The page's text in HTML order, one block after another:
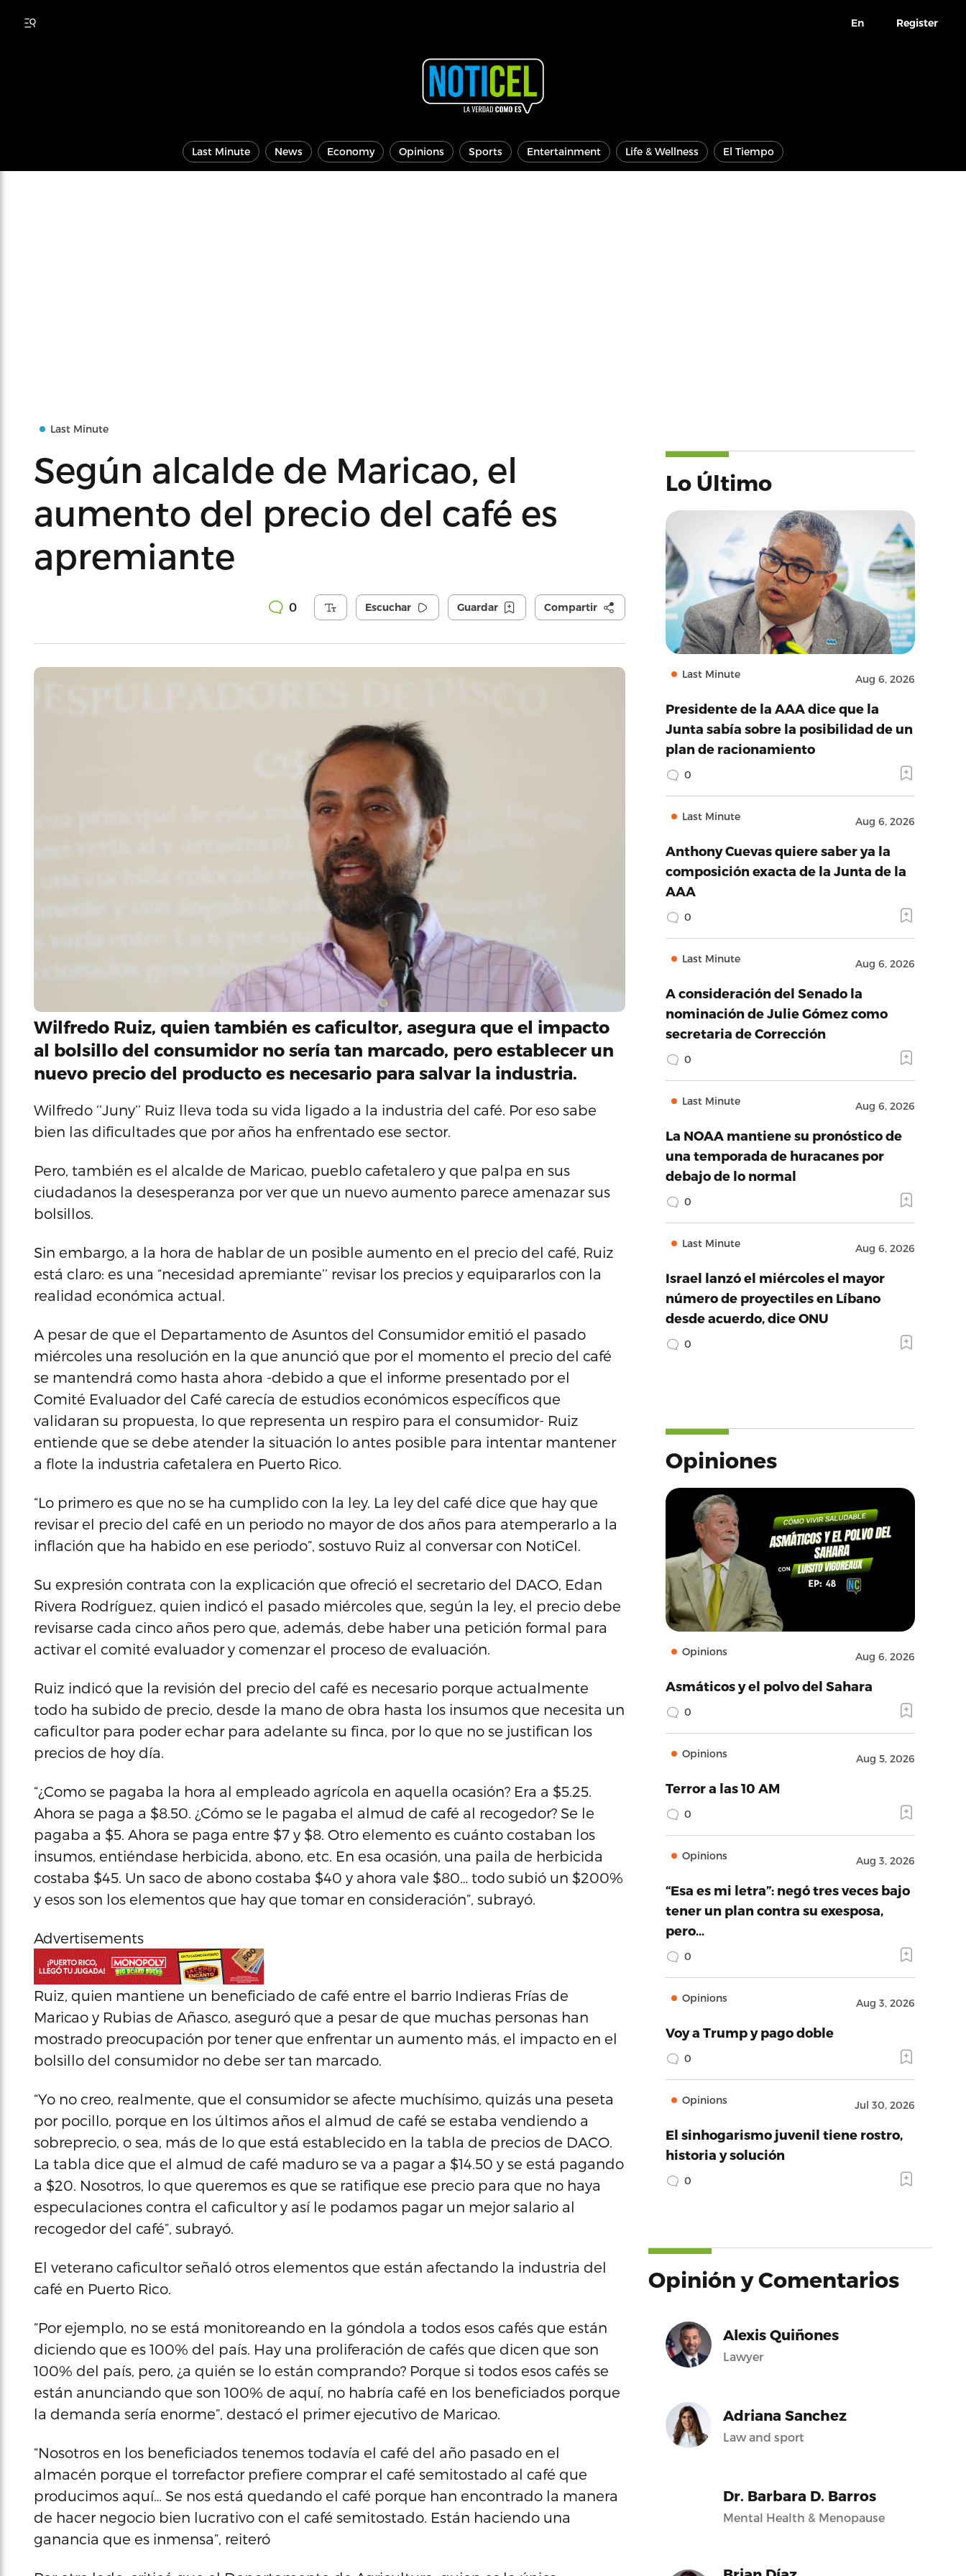
En Register
Last Minute News Economy Opinions Sports Entertainment Life & Wellness El Tiempo
Last Minute
Según alcalde de Maricao, el
aumento del precio del café es
apremiante
0 Escuchar Guardar Compartir
Wilfredo Ruiz, quien también es caficultor, asegura que el impacto
al bolsillo del consumidor no sería tan marcado, pero establecer un
nuevo precio del producto es necesario para salvar la industria.
Wilfredo ‘’Juny’’ Ruiz lleva toda su vida ligado a la industria del café. Por eso sabe
bien las dificultades que por años ha enfrentado ese sector.
Pero, también es el alcalde de Maricao, pueblo cafetalero y que palpa en sus
ciudadanos la desesperanza por ver que un nuevo aumento parece amenazar sus
bolsillos.
Sin embargo, a la hora de hablar de un posible aumento en el precio del café, Ruiz
está claro: es una “necesidad apremiante’’ revisar los precios y equipararlos con la
realidad económica actual.
A pesar de que el Departamento de Asuntos del Consumidor emitió el pasado
miércoles una resolución en la que anunció que por el momento el precio del café
se mantendrá como hasta ahora -debido a que el informe presentado por el
Comité Evaluador del Café carecía de estudios económicos específicos que
validaran su propuesta, lo que representa un respiro para el consumidor- Ruiz
entiende que se debe atender la situación lo antes posible para intentar mantener
a flote la industria cafetalera en Puerto Rico.
“Lo primero es que no se ha cumplido con la ley. La ley del café dice que hay que
revisar el precio del café en un periodo no mayor de dos años para atemperarlo a la
inflación que ha habido en ese periodo”, sostuvo Ruiz al conversar con NotiCel.
Su expresión contrata con la explicación que ofreció el secretario del DACO, Edan
Rivera Rodríguez, quien indicó el pasado miércoles que, según la ley, el precio debe
revisarse cada cinco años pero que, además, debe haber una petición formal para
activar el comité evaluador y comenzar el proceso de evaluación.
Ruiz indicó que la revisión del precio del café es necesario porque actualmente
todo ha subido de precio, desde la mano de obra hasta los insumos que necesita un
caficultor para poder echar para adelante su finca, por lo que no se justifican los
precios de hoy día.
“¿Como se pagaba la hora al empleado agrícola en aquella ocasión? Era a $5.25.
Ahora se paga a $8.50. ¿Cómo se le pagaba el almud de café al recogedor? Se le
pagaba a $5. Ahora se paga entre $7 y $8. Otro elemento es cuánto costaban los
insumos, entiéndase herbicida, abono, etc. En esa ocasión, una paila de herbicida
costaba $45. Un saco de abono costaba $40 y ahora vale $80… todo subió un $200%
y esos son los elementos que hay que tomar en consideración”, subrayó.
Advertisements
Ruiz, quien mantiene un beneficiado de café entre el barrio Indieras Frías de
Maricao y Rubias de Añasco, aseguró que a pesar de que muchas personas han
mostrado preocupación por tener que enfrentar un aumento más, el impacto en el
bolsillo del consumidor no debe ser tan marcado.
“Yo no creo, realmente, que el consumidor se afecte muchísimo, quizás una peseta
por pocillo, porque en los últimos años el almud de café se estaba vendiendo a
sobreprecio, o sea, más de lo que está establecido en la tabla de precios de DACO.
La tabla dice que el almud de café maduro se va a pagar a $14.50 y se está pagando
a $20. Nosotros, lo que queremos es que se ratifique ese precio para que no haya
especulaciones contra el caficultor y así le podamos pagar un mejor salario al
recogedor del café”, subrayó.
El veterano caficultor señaló otros elementos que están afectando la industria del
café en Puerto Rico.
“Por ejemplo, no se está monitoreando en la góndola a todos esos cafés que están
diciendo que es 100% del país. Hay una proliferación de cafés que dicen que son
100% del país, pero, ¿a quién se lo están comprando? Porque si todos esos cafés se
están anunciando que son 100% de aquí, no habría café en los beneficiados porque
la demanda sería enorme”, destacó el primer ejecutivo de Maricao.
“Nosotros en los beneficiados tenemos todavía el café del año pasado en el
almacén porque el torrefactor prefiere comprar el café semitostado al café que
producimos aquí… Se nos está quedando el café porque han encontrado la manera
de hacer negocio bien lucrativo con el café semitostado. Están haciendo una
ganancia que es inmensa”, reiteró
Lo Último
Last Minute Aug 6, 2026
Presidente de la AAA dice que la
Junta sabía sobre la posibilidad de un
plan de racionamiento
0
Last Minute Aug 6, 2026
Anthony Cuevas quiere saber ya la
composición exacta de la Junta de la
AAA
0
Last Minute Aug 6, 2026
A consideración del Senado la
nominación de Julie Gómez como
secretaria de Corrección
0
Last Minute Aug 6, 2026
La NOAA mantiene su pronóstico de
una temporada de huracanes por
debajo de lo normal
0
Last Minute Aug 6, 2026
Israel lanzó el miércoles el mayor
número de proyectiles en Líbano
desde acuerdo, dice ONU
0
Opiniones
Opinions Aug 6, 2026
Asmáticos y el polvo del Sahara
0
Opinions Aug 5, 2026
Terror a las 10 AM
0
Opinions Aug 3, 2026
“Esa es mi letra”: negó tres veces bajo
tener un plan contra su exesposa,
pero…
0
Opinions Aug 3, 2026
Voy a Trump y pago doble
0
Opinions Jul 30, 2026
El sinhogarismo juvenil tiene rostro,
historia y solución
0
Opinión y Comentarios
Alexis Quiñones
Lawyer
Adriana Sanchez
Law and sport
Dr. Barbara D. Barros
Mental Health & Menopause